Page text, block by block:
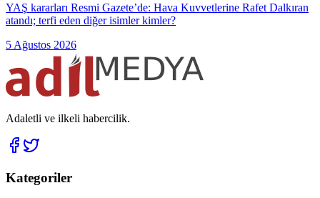
YAŞ kararları Resmi Gazete’de: Hava Kuvvetlerine Rafet Dalkıran
atandı; terfi eden diğer isimler kimler?
5 Ağustos 2026
Adaletli ve ilkeli habercilik.
Kategoriler